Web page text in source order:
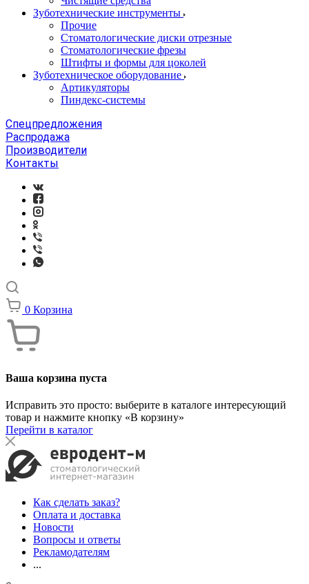
Зуботехнические инструменты
Прочие
Стоматологические диски отрезные
Стоматологические фрезы
Штифты и формы для цоколей
Зуботехническое оборудование
Артикуляторы
Пиндекс-системы
Спецпредложения
Распродажа
Производители
Контакты
0 Корзина
Ваша корзина пуста
Исправить это просто: выберите в каталоге интересующий
товар и нажмите кнопку «В корзину»
Перейти в каталог
Как сделать заказ?
Оплата и доставка
Новости
Вопросы и ответы
Рекламодателям
...